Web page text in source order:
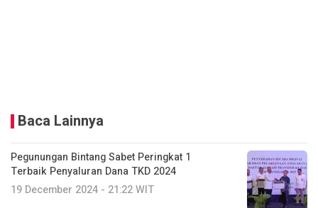
Baca Lainnya
Pegunungan Bintang Sabet Peringkat 1
Terbaik Penyaluran Dana TKD 2024
19 December 2024 - 21:22 WIT